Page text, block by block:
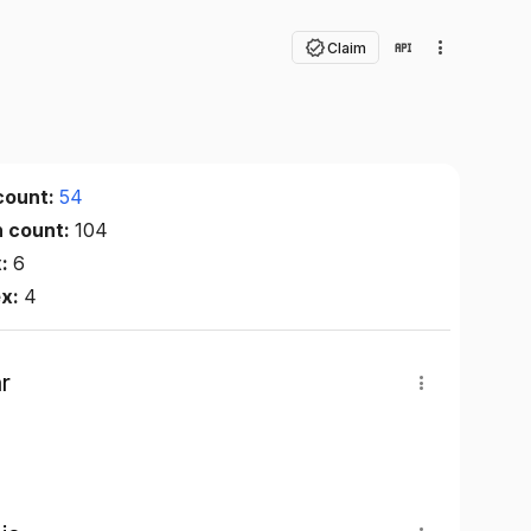
Claim
54
count:104
6
4